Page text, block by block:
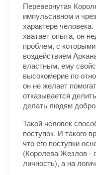
Перевернутая
импульсивном и
характере
хватает опыта, он
проблем, с
воздействием
властным, ему
высокомерие по
он не желает
отказывается
делать людям
Такой человек
поступок. И такого
что его поступки
(Королева Жезлов -
личность), а на